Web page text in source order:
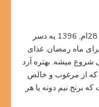
تاریخ آخرین به روز رسانی: خرداد 28ام, 1396 یه دسر
ماه رمضان. غذای
شروع میشه. بهتره آرد
که از مرغوب و خالص
برنج نیم دونه یا هر